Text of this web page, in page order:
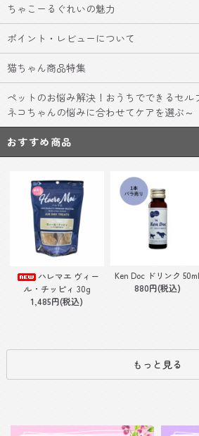
ちゃこーるぐれいの魅力
ポイント・レビューについて
猫ちゃん商品特集
ペットのお悩み解決！おうちでできるセ
ネコちゃんの悩みに合わせてケアを選ぶ～
おすすめ商品
ハレマエ ヴィー
ル・チッピィ 30g
1,485円(税込)
Ken Doc ドリンク 50ml
880円(税込)
もっと見る